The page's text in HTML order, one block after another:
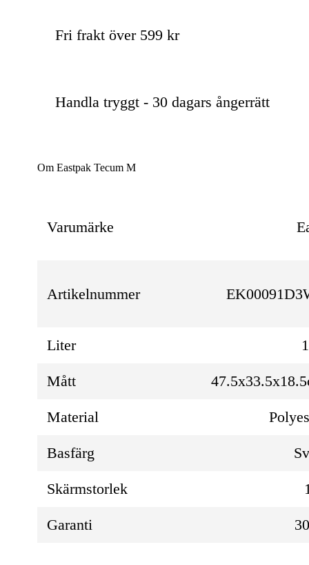
Fri frakt över 599 kr
Handla tryggt - 30 dagars ångerrätt
Om Eastpak Tecum M
Varumärke
Artikelnummer
Liter
Mått
Material
Basfärg
Skärmstorlek
Garanti